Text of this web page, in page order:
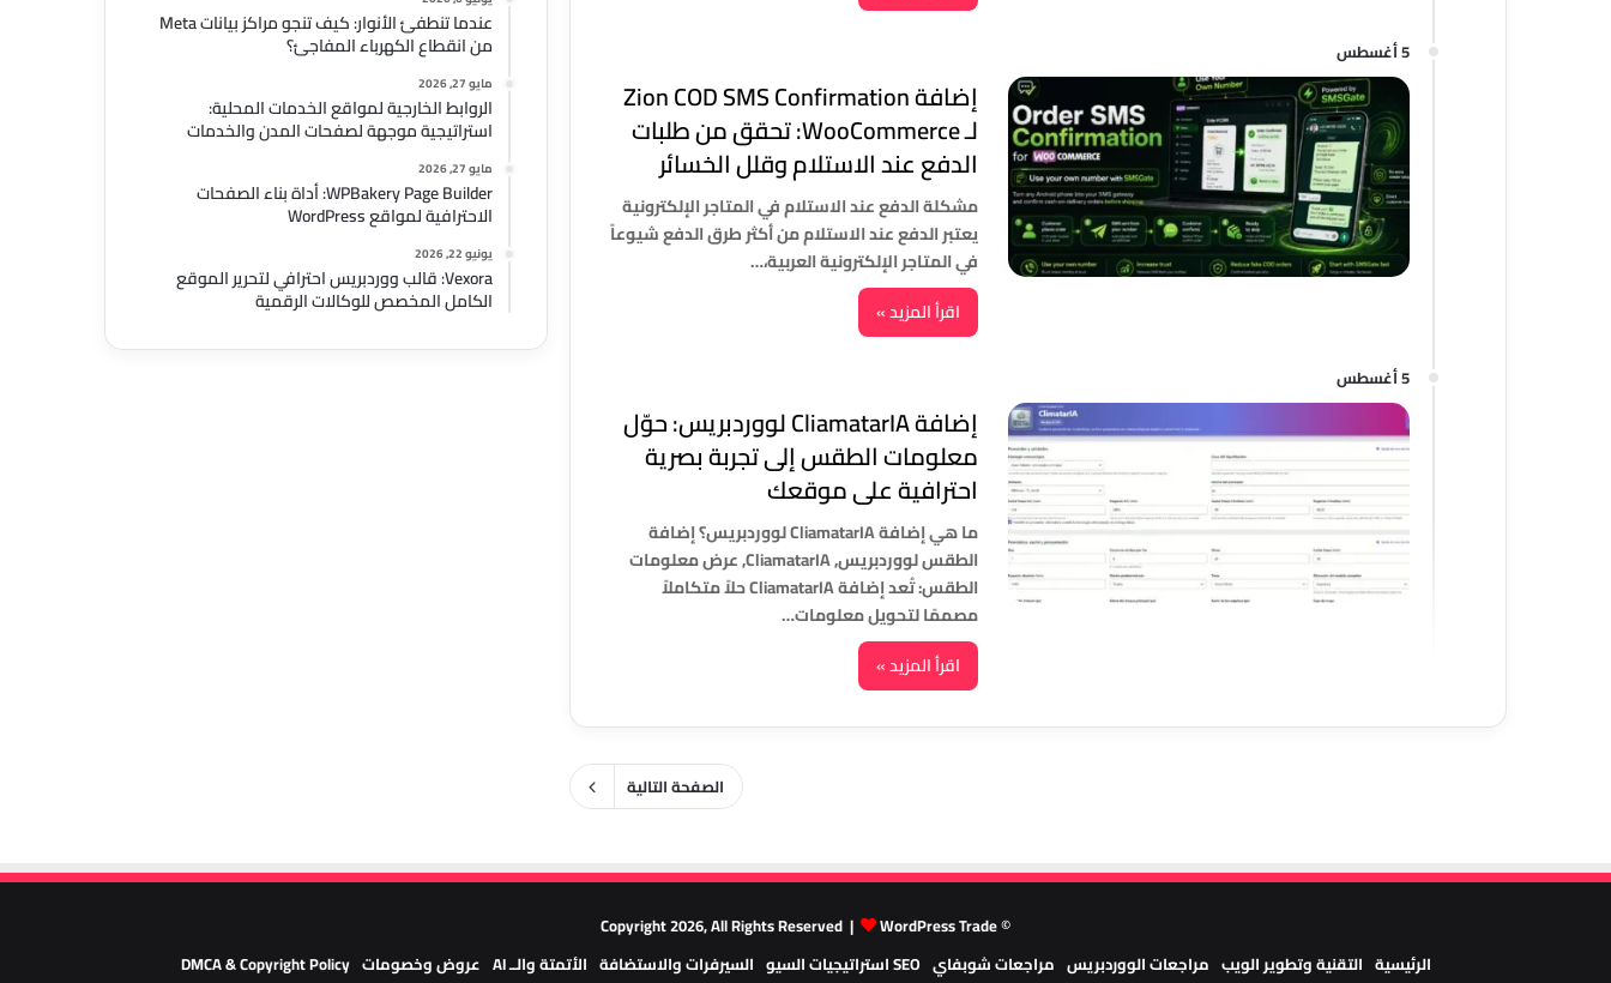
5 أغسطس
إضافة Zion COD SMS Confirmation
لـ WooCommerce: تحقق من طلبات
الدفع عند الاستلام وقلل الخسائر
مشكلة الدفع عند الاستلام في المتاجر الإلكترونية
يعتبر الدفع عند الاستلام من أكثر طرق الدفع شيوعاً
في المتاجر الإلكترونية العربية،…
اقرأ المزيد »
5 أغسطس
إضافة CliamatarIA لووردبريس: حوّل
معلومات الطقس إلى تجربة بصرية
احترافية على موقعك
ما هي إضافة CliamatarIA لووردبريس؟ إضافة
الطقس لووردبريس, CliamatarIA, عرض معلومات
الطقس: تُعد إضافة CliamatarIA حلاً متكاملاً
مصممًا لتحويل معلومات…
اقرأ المزيد »
الصفحة التالية
عندما تنطفئ الأنوار: كيف تنجو مراكز بيانات Meta
من انقطاع الكهرباء المفاجئ؟
مايو 27, 2026
الروابط الخارجية لمواقع الخدمات المحلية:
استراتيجية موجهة لصفحات المدن والخدمات
مايو 27, 2026
WPBakery Page Builder: أداة بناء الصفحات
الاحترافية لمواقع WordPress
يونيو 22, 2026
Vexora: قالب ووردبريس احترافي لتحرير الموقع
الكامل المخصص للوكالات الرقمية
© Copyright 2026, All Rights Reserved |
WordPress Trade
الرئيسية التقنية وتطوير الويب مراجعات الووردبريس مراجعات شوبفاي SEO استراتيجيات السيو السيرفرات والاستضافة الأتمتة والــ AI عروض وخصومات DMCA & Copyright Policy